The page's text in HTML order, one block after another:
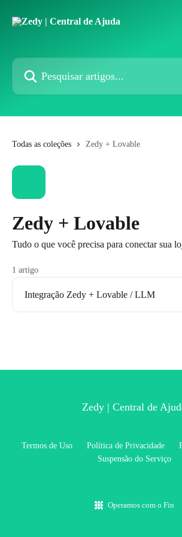
Pesquisar artigos...
Todas as coleções Zedy + Lovable
Zedy + Lovable
Tudo o que você precisa para conectar sua
1 artigo
Integração Zedy + Lovable / LLM
Zedy | Central de
Termos de Uso Política de Privacidade
Suspensão do Serviço
Operamos com o Fin